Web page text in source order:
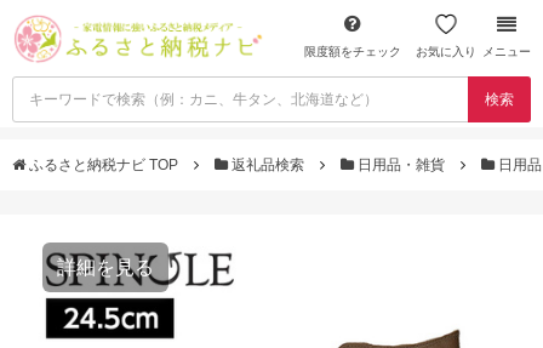
限度額をチェック お気に入り メニュー
検索
ふるさと納税ナビ TOP 返礼品検索 日用品・雑貨 日用
詳細を見る